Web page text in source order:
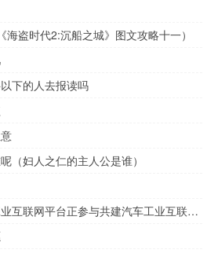
盗时代2:沉船之城》图文攻略十一）
下的人去报读吗
（妇人之仁的主人公是谁）
海尔回应造车：旗下工业互联网平台正参与共建汽车工业互联网子平台